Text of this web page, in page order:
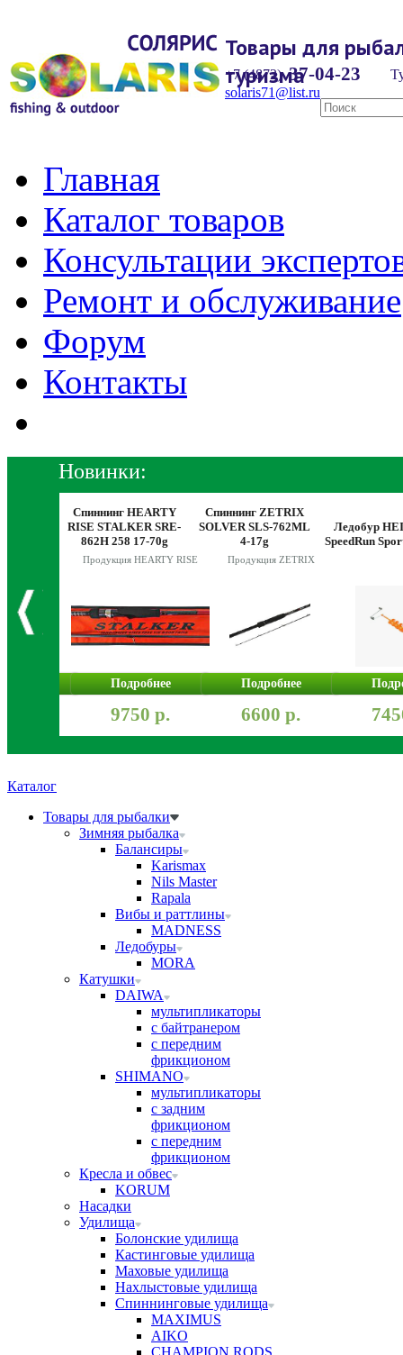
Товары для
туризма
+7 (4872) 37-04-23
solaris71@list.ru
Главная
Каталог товаров
Консультации
Ремонт и обслуживание
Форум
Контакты
Новинки:
Спиннинг HEARTY
RISE STALKER SRE-
862H 258 17-70g
Продукция HEARTY RISE
Подробнее
9750 р.
Спиннинг ZETRIX
SOLVER SLS-762ML
4-17g
Продукция ZETRIX
Подробнее
6600 р.
Ледобур
SpeedRun
Каталог
Товары для рыбалки
Зимняя рыбалка
Балансиры
Karismax
Nils Master
Rapala
Вибы и раттлины
MADNESS
Ледобуры
MORA
Катушки
DAIWA
мультипликаторы
с байтранером
с передним
фрикционом
SHIMANO
мультипликаторы
с задним
фрикционом
с передним
фрикционом
Кресла и обвес
KORUM
Насадки
Удилища
Болонские удилища
Кастинговые удилища
Маховые удилища
Нахлыстовые удилища
Спиннинговые удилища
MAXIMUS
AIKO
CHAMPION RODS